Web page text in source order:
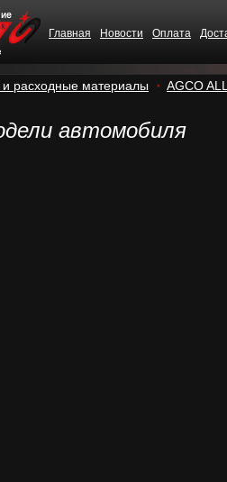
Главная Новости Оплата
и расходные материалы AGCO
автомобиля